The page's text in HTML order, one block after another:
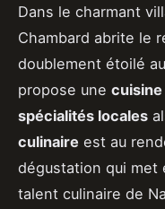
Dans le charmant
Chambard abrite le
doublement étoilé
propose une
spécialités locales
culinaire est au
dégustation qui met
talent culinaire de